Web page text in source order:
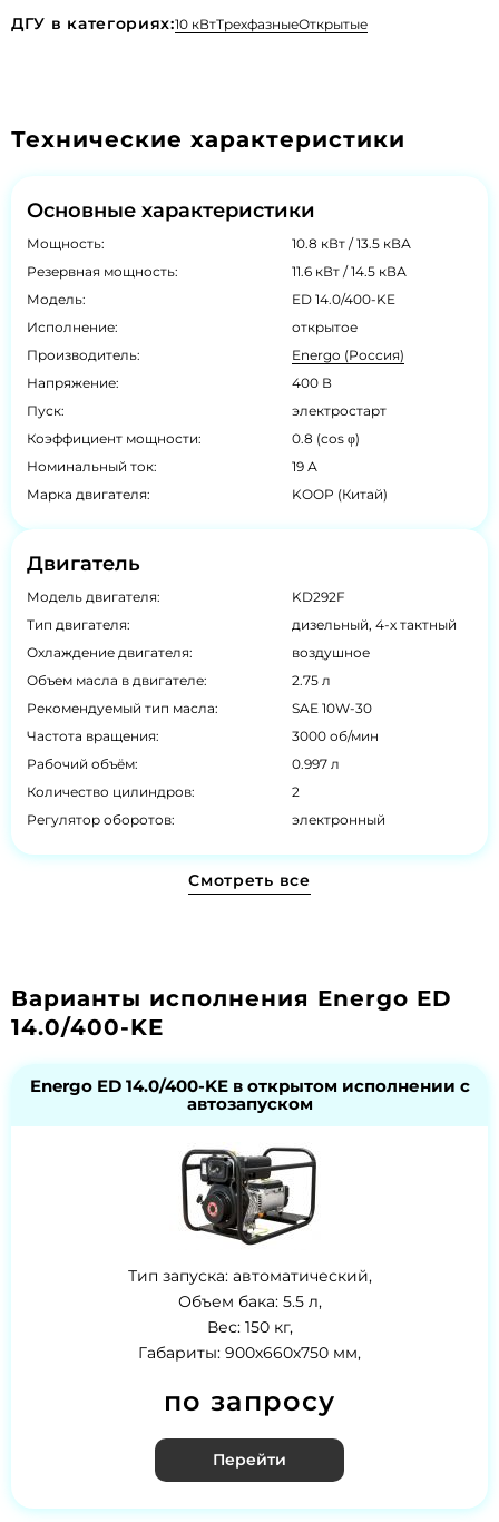
ДГУ в категориях:10 кВтТрехфазныеОткрытые
Технические характеристики
Основные характеристики
Мощность:
10.8 кВт / 13.5 кВА
Резервная мощность:
11.6 кВт / 14.5 кВА
Модель:
ED 14.0/400-KE
Исполнение:
открытое
Производитель:
Energo (Россия)
Напряжение:
400 В
Пуск:
электростарт
Коэффициент мощности:
0.8 (cos φ)
Номинальный ток:
19 А
Марка двигателя:
KOOP (Китай)
Двигатель
Модель двигателя:
KD292F
Тип двигателя:
дизельный, 4-х тактный
Охлаждение двигателя:
воздушное
Объем масла в двигателе:
2.75 л
Рекомендуемый тип масла:
SAE 10W-30
Частота вращения:
3000 об/мин
Рабочий объём:
0.997 л
Количество цилиндров:
2
Регулятор оборотов:
электронный
Смотреть все
Варианты исполнения Energo ED
14.0/400-KE
Energo ED 14.0/400-KE в открытом исполнении с
автозапуском
Тип запуска: автоматический,
Объем бака: 5.5 л,
Вес: 150 кг,
Габариты: 900х660х750 мм,
по запросу
Перейти